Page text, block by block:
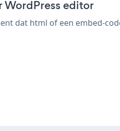
editor
dat html of een embed-